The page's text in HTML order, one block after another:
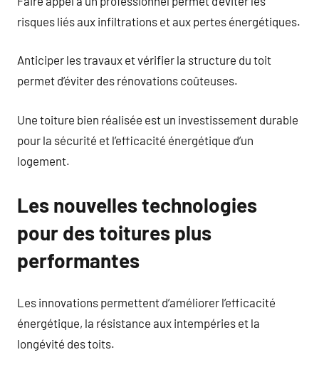
risques liés aux infiltrations et aux pertes énergétiques.
Anticiper les travaux et vérifier la structure du toit
permet d’éviter des rénovations coûteuses.
Une toiture bien réalisée est un investissement durable
pour la sécurité et l’efficacité énergétique d’un
logement.
Les nouvelles technologies
pour des toitures plus
performantes
Les innovations permettent d’améliorer l’efficacité
énergétique, la résistance aux intempéries et la
longévité des toits.